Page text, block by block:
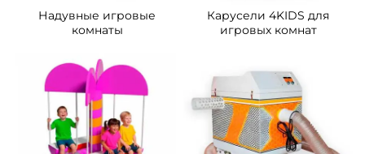
Надувные игровые
комнаты
Карусели 4KIDS для
игровых комнат